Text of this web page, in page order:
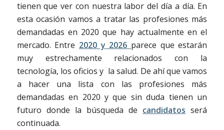
tienen que ver con nuestra labor del día a día. En
esta ocasión vamos a tratar las profesiones más
demandadas en 2020 que hay actualmente en el
mercado. Entre 2020 y 2026 parece que estarán
muy estrechamente relacionados con la
tecnología, los oficios y la salud. De ahí que vamos
a hacer una lista con las profesiones más
demandadas en 2020 y que sin duda tienen un
futuro donde la búsqueda de candidatos será
continuada.